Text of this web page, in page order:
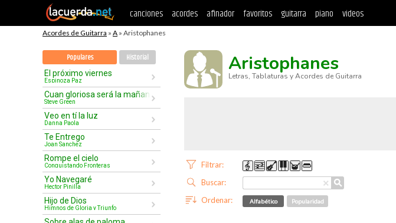
canciones acordes afinador favoritos guitarra piano videos
Acordes de Guitarra » A » Aristophanes
Populares Historial
El próximo viernes
Espinoza Paz
Cuan gloriosa será la mañana
Steve Green
Veo en tí la luz
Danna Paola
Te Entrego
Joan Sanchez
Rompe el cielo
Conquistando Fronteras
Yo Navegaré
Hector Pinilla
Hijo de Dios
Himnos de Gloria y Triunfo
Aristophanes
Letras, Tablaturas y Acordes de Guitarra
Filtrar:
×
Buscar: ⚲
Ordenar: Alfabético Popularidad